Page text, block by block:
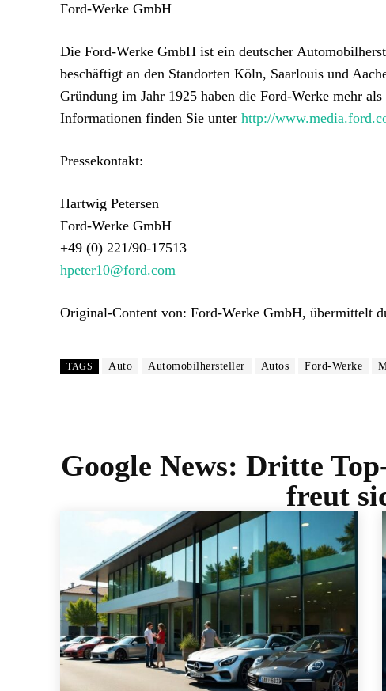
Ford-Werke GmbH
Die Ford-Werke GmbH ist ein deutscher
beschäftigt an den Standorten Köln, Saarlouis und
Gründung im Jahr 1925 haben die Ford-Werke mehr
Informationen finden Sie unter http://
Pressekontakt:
Hartwig Petersen
Ford-Werke GmbH
+49 (0) 221/90-17513
hpeter10@ford.com
Original-Content von: Ford-Werke GmbH, übermittelt
TAGS Auto Automobilhersteller Autos Ford-Werke
Google News: Dritte
freut